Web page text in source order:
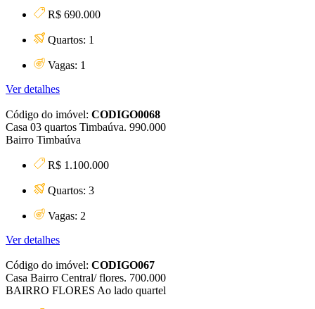
R$ 690.000
Quartos: 1
Vagas: 1
Ver detalhes
Código do imóvel: CODIGO0068
Casa 03 quartos Timbaúva. 990.000
Bairro Timbaúva
R$ 1.100.000
Quartos: 3
Vagas: 2
Ver detalhes
Código do imóvel: CODIGO067
Casa Bairro Central/ flores. 700.000
BAIRRO FLORES Ao lado quartel